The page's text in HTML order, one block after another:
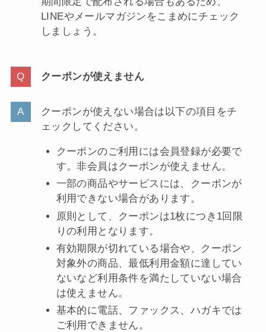
LINEやメールマガジンをこまめにチェック
しましょう。
クーポンが使えません
クーポンが使えない場合は以下の項目をチ
ェックしてください。
クーポンのご利用には会員登録が必要で
す。非会員はクーポンが使えません。
一部の商品やサービスには、クーポンが
利用できない場合があります。
原則として、クーポンは1枚につき1回限
りの利用となります。
有効期限が切れている場合や、クーポン
対象外の商品、最低利用金額に達してい
ないなど利用条件を満たしていない場合
は使えません。
基本的に電話、ファックス、ハガキでは
ご利用できません。